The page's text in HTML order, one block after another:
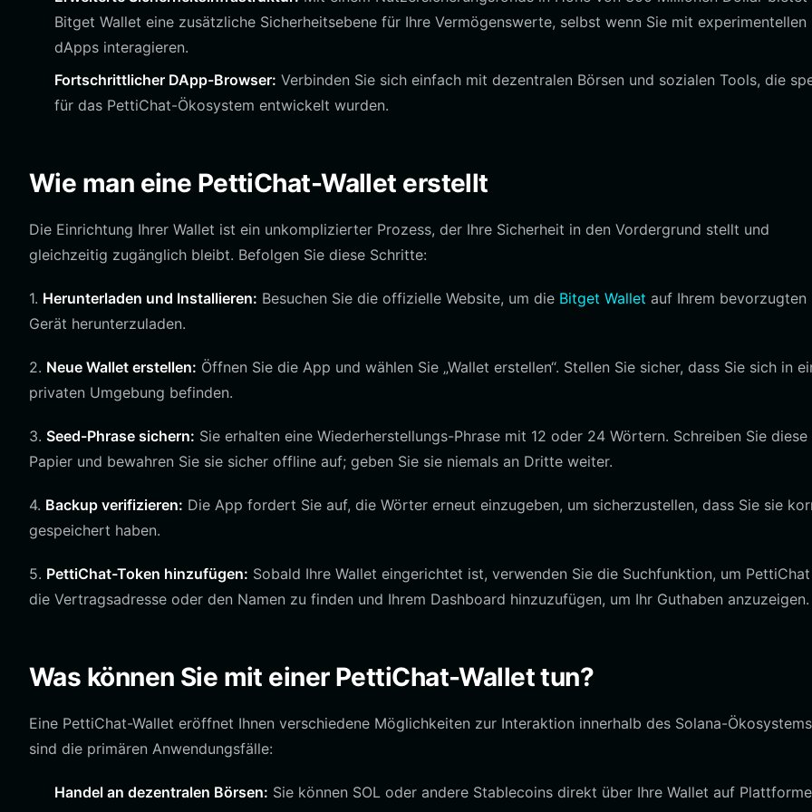
Bitget Wallet eine zusätzliche Sicherheitsebene für Ihre Vermögenswerte, selbst wenn Sie mit experimentellen
dApps interagieren.
Fortschrittlicher DApp-Browser: Verbinden Sie sich einfach mit dezentralen Börsen und sozialen Tools, die
für das PettiChat-Ökosystem entwickelt wurden.
Wie man eine PettiChat-Wallet erstellt
Die Einrichtung Ihrer Wallet ist ein unkomplizierter Prozess, der Ihre Sicherheit in den Vordergrund stellt und
gleichzeitig zugänglich bleibt. Befolgen Sie diese Schritte:
1. Herunterladen und Installieren: Besuchen Sie die offizielle Website, um die Bitget Wallet auf Ihrem bevorzugten
Gerät herunterzuladen.
2. Neue Wallet erstellen: Öffnen Sie die App und wählen Sie „Wallet erstellen“. Stellen Sie sicher, dass Sie sich in
privaten Umgebung befinden.
3. Seed-Phrase sichern: Sie erhalten eine Wiederherstellungs-Phrase mit 12 oder 24 Wörtern. Schreiben Sie diese
Papier und bewahren Sie sie sicher offline auf; geben Sie sie niemals an Dritte weiter.
4. Backup verifizieren: Die App fordert Sie auf, die Wörter erneut einzugeben, um sicherzustellen, dass Sie sie
gespeichert haben.
5. PettiChat-Token hinzufügen: Sobald Ihre Wallet eingerichtet ist, verwenden Sie die Suchfunktion, um
die Vertragsadresse oder den Namen zu finden und Ihrem Dashboard hinzuzufügen, um Ihr Guthaben anzuzeigen.
Was können Sie mit einer PettiChat-Wallet tun?
Eine PettiChat-Wallet eröffnet Ihnen verschiedene Möglichkeiten zur Interaktion innerhalb des Solana-
sind die primären Anwendungsfälle:
Handel an dezentralen Börsen: Sie können SOL oder andere Stablecoins direkt über Ihre Wallet auf